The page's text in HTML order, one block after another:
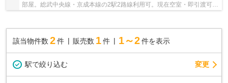
部屋。総武中央線・京成本線の2駅2路線利用可。現在空室・即引渡可。
該当物件数 2件 販売数 1 件 1～2 件を表示
駅で絞り込む 変更